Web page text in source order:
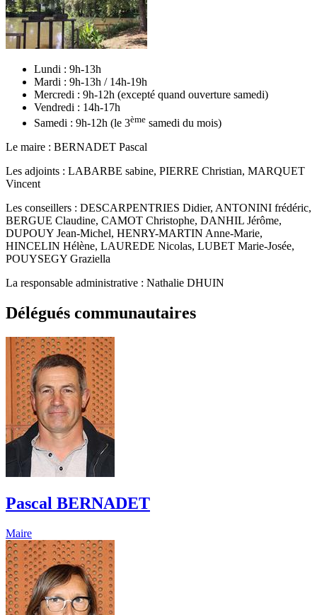
Lundi : 9h-13h
Mardi : 9h-13h / 14h-19h
Mercredi : 9h-12h (excepté quand ouverture samedi)
Vendredi : 14h-17h
Samedi : 9h-12h (le 3ème samedi du mois)
Le maire : BERNADET Pascal
Les adjoints : LABARBE sabine, PIERRE Christian, MARQUET
Vincent
Les conseillers : DESCARPENTRIES Didier, ANTONINI frédéric,
BERGUE Claudine, CAMOT Christophe, DANHIL Jérôme,
DUPOUY Jean-Michel, HENRY-MARTIN Anne-Marie,
HINCELIN Hélène, LAUREDE Nicolas, LUBET Marie-Josée,
POUYSEGY Graziella
La responsable administrative : Nathalie DHUIN
Délégués communautaires
Pascal BERNADET
Maire